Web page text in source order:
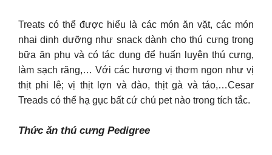
Treats có thể được hiểu là các món ăn vặt, các món
nhai dinh dưỡng như snack dành cho thú cưng trong
bữa ăn phụ và có tác dụng để huấn luyện thú cưng,
làm sạch răng,… Với các hương vị thơm ngon như vị
thịt phi lê; vị thịt lợn và đào, thịt gà và táo,…Cesar
Treads có thể hạ gục bất cứ chú pet nào trong tích tắc.
Thức ăn thú cưng Pedigree